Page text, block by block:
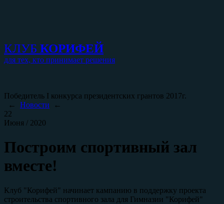
КЛУБ КОРИФЕЙ
для тех, кто принимает решения
Победитель I конкурса президентских грантов 2017г.
← Новости ←
22
Июня / 2020
Построим спортивный зал
вместе!
Клуб "Корифей" начинает кампанию в поддержку проекта
строительства спортивного зала для Гимназии "Корифей"